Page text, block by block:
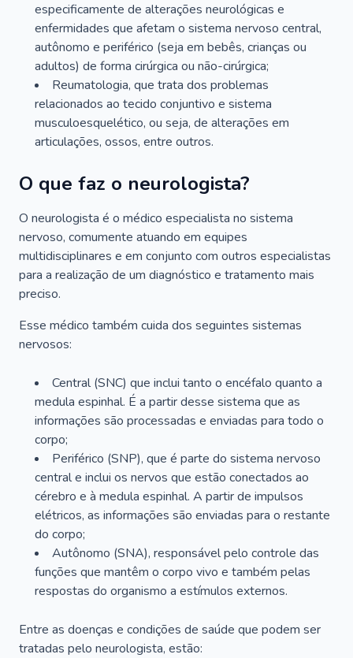
especificamente de alterações neurológicas e
enfermidades que afetam o sistema nervoso central,
autônomo e periférico (seja em bebês, crianças ou
adultos) de forma cirúrgica ou não-cirúrgica;
Reumatologia, que trata dos problemas
relacionados ao tecido conjuntivo e sistema
musculoesquelético, ou seja, de alterações em
articulações, ossos, entre outros.
O que faz o neurologista?
O neurologista é o médico especialista no sistema
nervoso, comumente atuando em equipes
multidisciplinares e em conjunto com outros especialistas
para a realização de um diagnóstico e tratamento mais
preciso.
Esse médico também cuida dos seguintes sistemas
nervosos:
Central (SNC) que inclui tanto o encéfalo quanto a
medula espinhal. É a partir desse sistema que as
informações são processadas e enviadas para todo o
corpo;
Periférico (SNP), que é parte do sistema nervoso
central e inclui os nervos que estão conectados ao
cérebro e à medula espinhal. A partir de impulsos
elétricos, as informações são enviadas para o restante
do corpo;
Autônomo (SNA), responsável pelo controle das
funções que mantêm o corpo vivo e também pelas
respostas do organismo a estímulos externos.
Entre as doenças e condições de saúde que podem ser
tratadas pelo neurologista, estão: